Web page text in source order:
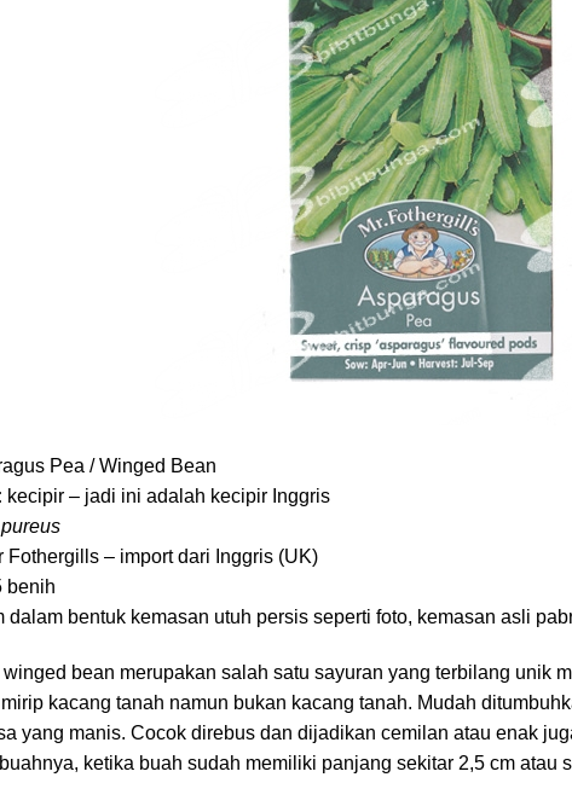
Pea / Winged Bean
kecipir – jadi ini adalah kecipir Inggris
Fothergills – import dari Inggris (UK)
benih
dalam bentuk kemasan utuh persis seperti foto, kemasan asli
bean merupakan salah satu sayuran yang terbilang unik
kacang tanah namun bukan kacang tanah. Mudah
yang manis. Cocok direbus dan dijadikan cemilan atau enak
ketika buah sudah memiliki panjang sekitar 2,5 cm